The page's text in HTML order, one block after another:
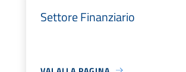
Settore Finanziario